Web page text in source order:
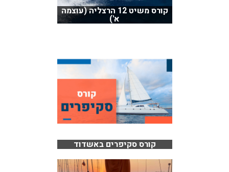
קורס משיט 12 הרצליה (עוצמה
א')
קורס סקיפרים באשדוד